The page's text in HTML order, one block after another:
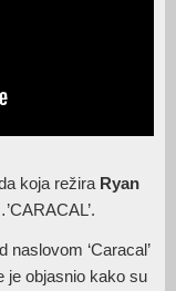
koja režira Ryan
‘Caracal’
je objasnio kako su